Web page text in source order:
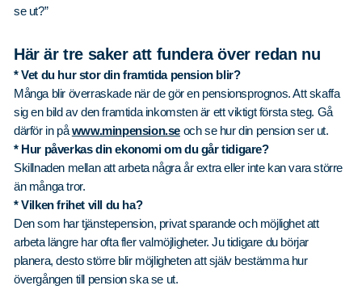
se ut?”
Här är tre saker att fundera över redan nu
* Vet du hur stor din framtida pension blir?
Många blir överraskade när de gör en pensionsprognos. Att skaffa
sig en bild av den framtida inkomsten är ett viktigt första steg. Gå
därför in påwww.minpension.se och se hur din pension ser ut.
* Hur påverkas din ekonomi om du går tidigare?
Skillnaden mellan att arbeta några år extra eller inte kan vara större
än många tror.
* Vilken frihet vill du ha?
Den som har tjänstepension, privat sparande och möjlighet att
arbeta längre har ofta fler valmöjligheter. Ju tidigare du börjar
planera, desto större blir möjligheten att själv bestämma hur
övergången till pension ska se ut.